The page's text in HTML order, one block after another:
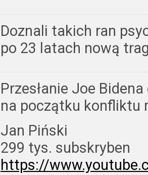
Doznali takich ran
po 23 latach nową
Przesłanie Joe
na początku konfliktu
Jan Piński
299 tys. subskryben
https://